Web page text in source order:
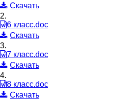
Скачать
2.
6 класс.doc
Скачать
3.
7 класс.doc
Скачать
4.
8 класс.doc
Скачать